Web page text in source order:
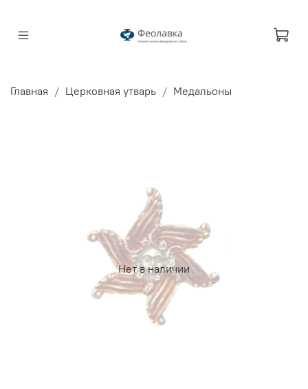
Главная Церковная утварь Медальоны
Нет в наличии